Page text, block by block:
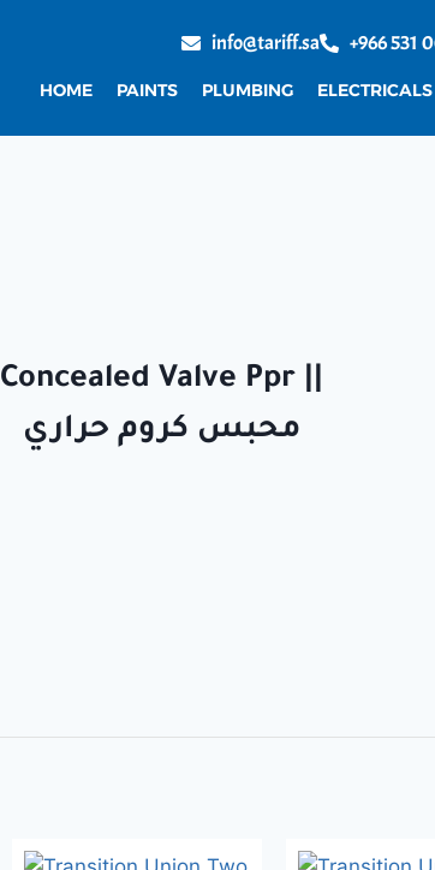
info@tariff.sa +966 531
HOME PAINTS PLUMBING ELECTRICALS
Concealed Valve Ppr ||
محبس كروم حراري